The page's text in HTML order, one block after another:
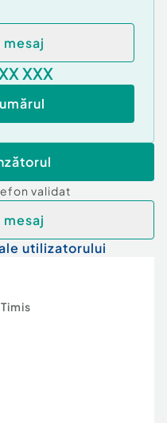
scării
realizată;
XXX
validat
utilizatorului
Timis